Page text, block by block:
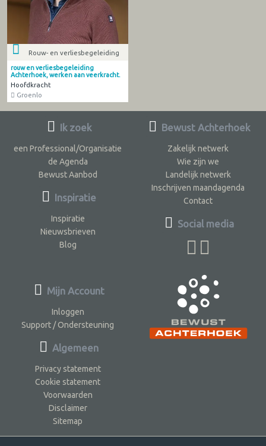
Rouw- en verliesbegeleiding
rouw en verliesbegeleiding
Achterhoek, werken aan veerkracht.
Hoofdkracht
Groenlo
Ik zoek
een Professional/Organisatie
de Agenda
Bewust Aanbod
Inspiratie
Inspiratie
Nieuwsbrieven
Blog
Bewust Achterhoek
Zakelijk netwerk
Wie zijn we
Landelijk netwerk
Inschrijven maandagenda
Contact
Social media
Mijn Account
Inloggen
Support / Ondersteuning
Algemeen
Privacy statement
Cookie statement
Voorwaarden
Disclaimer
Sitemap